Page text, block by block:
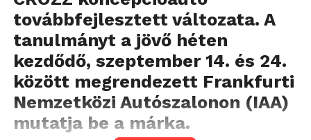
továbbfejlesztett változata. A
tanulmányt a jövő héten
kezdődő, szeptember 14. és 24.
között megrendezett Frankfurti
Nemzetközi Autószalonon (IAA)
mutatja be a márka.